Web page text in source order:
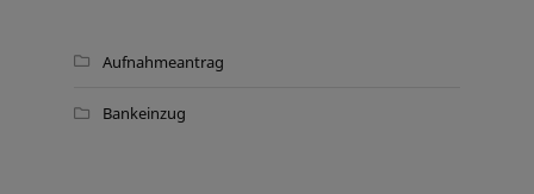
Aufnahmeantrag
Bankeinzug